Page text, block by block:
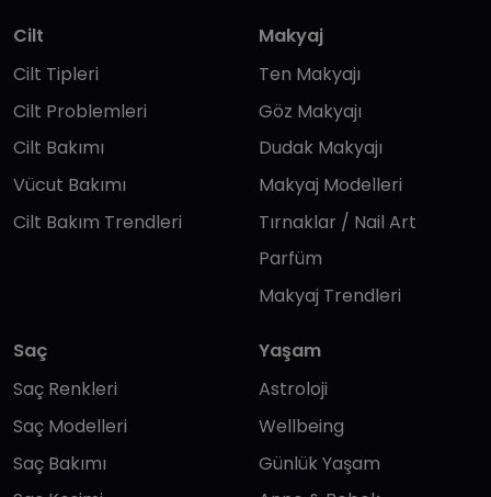
Cilt
Cilt Tipleri
Cilt Problemleri
Cilt Bakımı
Vücut Bakımı
Cilt Bakım Trendleri
Makyaj
Ten Makyajı
Göz Makyajı
Dudak Makyajı
Makyaj Modelleri
Tırnaklar / Nail Art
Parfüm
Makyaj Trendleri
Saç
Saç Renkleri
Saç Modelleri
Saç Bakımı
Yaşam
Astroloji
Wellbeing
Günlük Yaşam